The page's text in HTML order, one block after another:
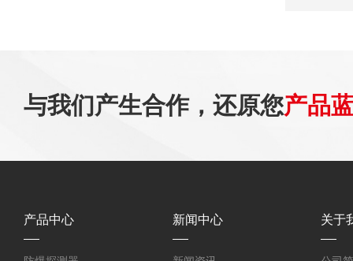
与我们产生合作，还原您产品
产品中心 新闻中心 关于